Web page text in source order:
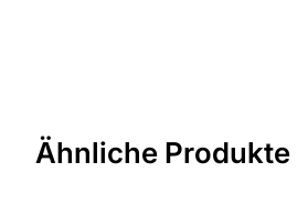
isothiazol-3-on [EG nr. 220-239-
Ähnliche Produkte